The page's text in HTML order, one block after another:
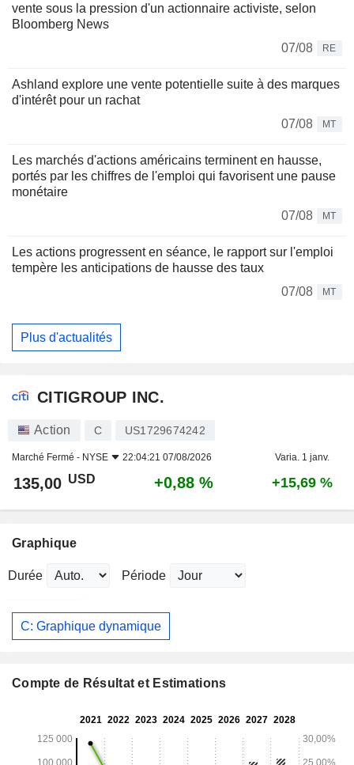
vente sous la pression d'un actionnaire activiste, selon
Bloomberg News
07/08
RE
Ashland explore une vente potentielle suite à des marques
d'intérêt pour un rachat
07/08
MT
Les marchés d'actions américains terminent en hausse,
portés par les chiffres de l'emploi qui favorisent une pause
monétaire
07/08
MT
Les actions progressent en séance, le rapport sur l'emploi
tempère les anticipations de hausse des taux
07/08
MT
Plus d'actualités
CITIGROUP INC.
Action C US1729674242
Marché Fermé - NYSE 22:04:21 07/08/2026 Varia. 1 janv.
135,00 USD +0,88 % +15,69 %
Graphique
Durée Période
C: Graphique dynamique
Compte de Résultat et Estimations